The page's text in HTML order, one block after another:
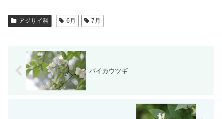
e
b
アジサイ科 6月 7月
バイカウツギ